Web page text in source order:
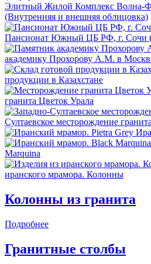
Элитный Жилой Комплекс Волна-
(Внутренняя и внешняя облицовка)
Пансионат Южный ЦБ РФ, г. Сочи (
академику Прохорову А.М. в
продукции в Казахстане
гранита Цветок Урала
Султаевское месторождение гранита
Marquina
иранского мрамора. Колонны
Колонны из гранита
Подробнее
Гранитные столбы